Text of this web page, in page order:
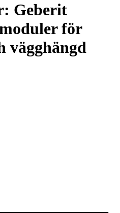
Geberit
för
vägghängd